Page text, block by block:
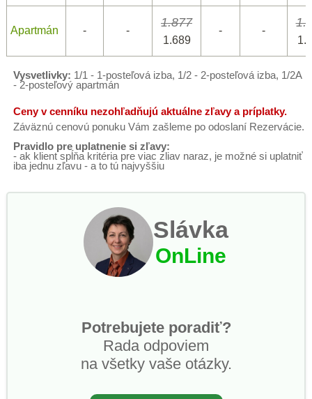
Apartmán - -
1.877
1.689
- -
Vysvetlivky: 1/1 - 1-posteľová izba, 1/2 - 2-posteľová izba, 1/2A
- 2-posteľový apartmán
Ceny v cenníku nezohľadňujú aktuálne zľavy a príplatky.
Záväznú cenovú ponuku Vám zašleme po odoslaní Rezervácie.
Pravidlo pre uplatnenie si zľavy:
- ak klient spĺňa kritéria pre viac zliav naraz, je možné si uplatniť
iba jednu zľavu - a to tú najvyššiu
Slávka
OnLine
Potrebujete poradiť?
Rada odpoviem
na všetky vaše otázky.